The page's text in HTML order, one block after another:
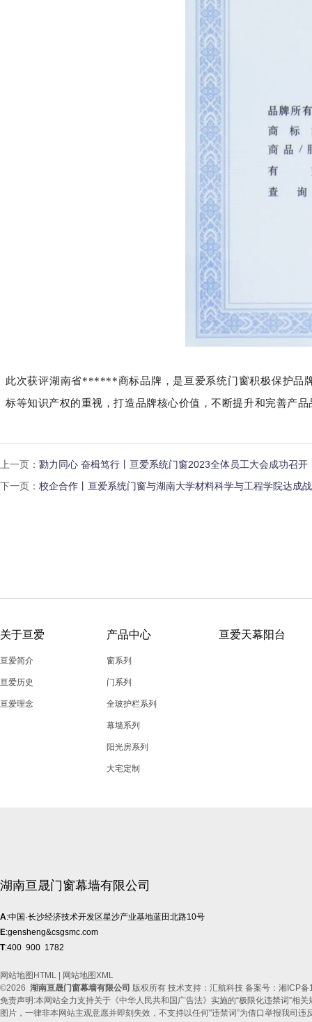
此次获评湖南省******商标品牌，是亘爱系统门窗积极保护品
标等知识产权的重视，打造品牌核心价值，不断提升和完善产
上一页： 勠力同心 奋楫笃行丨亘爱系统门窗2023全体员工大会成功召开
下一页： 校企合作丨亘爱系统门窗与湖南大学材料科学与工程学院达成
关于亘爱
亘爱简介
亘爱历史
亘爱理念
产品中心
窗系列
门系列
全玻护栏系列
幕墙系列
阳光房系列
大宅定制
亘爱天幕阳台
湖南亘晟门窗幕墙有限公司
A:中国·长沙经济技术开发区星沙产业基地蓝田北路10号
E:gensheng&csgsmc.com
T:400 900 1782
网站地图HTML | 网站地图XML
©2026 湖南亘晟门窗幕墙有限公司 版权所有 技术支持：汇航科技 备案号： 湘ICP备
免责声明:本网站全力支持关于《中华人民共和国广告法》实施的“极限化违禁词”相
图片，一律非本网站主观意愿并即刻失效，不支持以任何"违禁词”为借口举报我司